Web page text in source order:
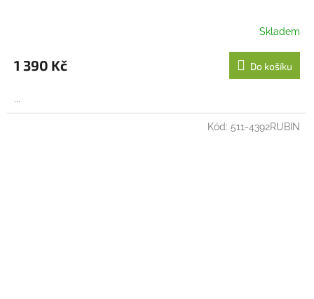
Skladem
1 390 Kč Do košíku
...
Kód: 511-4392RUBIN